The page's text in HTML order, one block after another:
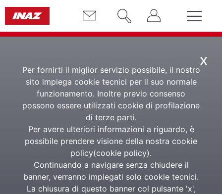
x
Per fornirti il miglior servizio possibile, il nostro
sito impiega cookie tecnici per il suo normale
funzionamento. Inoltre previo consenso
possono essere utilizzati cookie di profilazione
di terze parti.
Per avere ulteriori informazioni a riguardo, è
possibile prendere visione della nostra cookie
policy(cookie policy).
Continuando a navigare senza chiudere il
banner, verranno impiegati solo cookie tecnici.
La chiusura di questo banner col pulsante 'x',
Arriva la
Certificazione
Unica 2015